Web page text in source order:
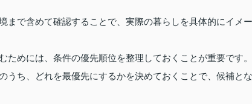
まで含めて確認することで、実際の暮らしを具体的にイメー
ためには、条件の優先順位を整理しておくことが重要です。
うち、どれを最優先にするかを決めておくことで、候補とな